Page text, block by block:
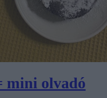
mini olvadó